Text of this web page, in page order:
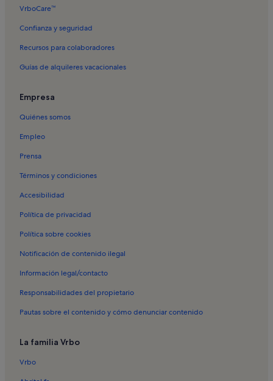
Alquileres vacacionales en La Vola
Alquileres vacacionales en Mirador de La Paz
Alquileres vacacionales en Museo Arqueológico de Puerto de la
Alquileres vacacionales en Museo de Arte Contemporáneo Eduardo
Alquileres vacacionales en Playa Jardín
Alquileres vacacionales en Playa de Martiánez
Alquileres vacacionales en Plaza del Charco
Alquileres vacacionales en Teatro Sala Timanfaya
Alquileres vacacionales en Zoológico Loro Parque
Alquileres vacacionales en Punta Brava
Alquileres vacacionales en Centro comercial La Villa
VrboCare™
Confianza y seguridad
Recursos para colaboradores
Guías de alquileres vacacionales
Empresa
Quiénes somos
Empleo
Prensa
Términos y condiciones
Accesibilidad
Política de privacidad
Política sobre cookies
Notificación de contenido ilegal
Información legal/contacto
Responsabilidades del propietario
Pautas sobre el contenido y cómo denunciar contenido
La familia Vrbo
Vrbo